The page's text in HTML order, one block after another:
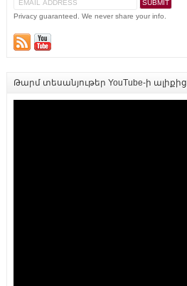
Privacy guaranteed. We never share your info.
Թարմ տեսանյութեր YouTube-ի ալիքից